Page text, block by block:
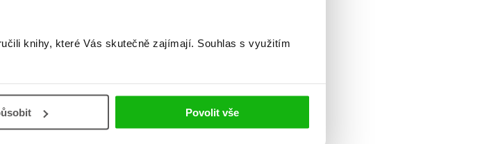
knihy, které Vás skutečně zajímají. Souhlas s využitím
Povolit vše